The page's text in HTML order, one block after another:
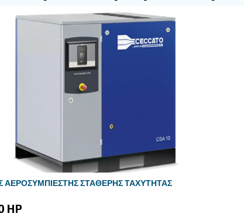
Ένα αθόρυβο σύστημα.Ο αεροσυμπιεστής
συνέπεια, εξοικονομώντας ενέργεια και
Εύκολη συντήρηση.
Τα βασικά εξαρτήματα
του εξωτερικού ελέγχου στάθμης λαδιού και
εγκατάστασης αεροσυμπιεστή ή στον χώρο
πρέπει απλώς να συνδέσει τη σωλήνωση
Η μονάδα μετάδοσης κίνησης μεταβλητών
και 13 bar. Διατίθεται σε 3 διαφορετικές